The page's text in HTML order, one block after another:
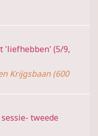
'liefhebben' (5/9,
Krijgsbaan (600
tweede